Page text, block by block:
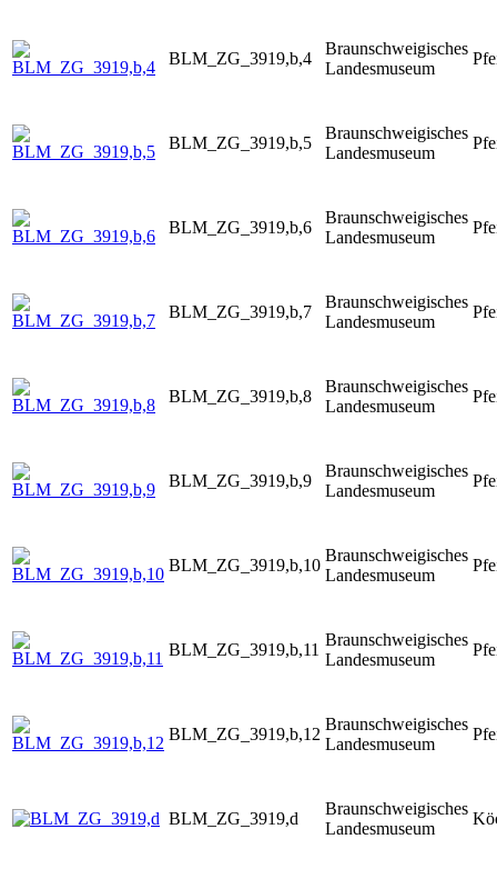
BLM_ZG_3919,b,4
Braunschweigisches
Landesmuseum
BLM_ZG_3919,b,5
Braunschweigisches
Landesmuseum
BLM_ZG_3919,b,6
Braunschweigisches
Landesmuseum
BLM_ZG_3919,b,7
Braunschweigisches
Landesmuseum
BLM_ZG_3919,b,8
Braunschweigisches
Landesmuseum
BLM_ZG_3919,b,9
Braunschweigisches
Landesmuseum
BLM_ZG_3919,b,10
Braunschweigisches
Landesmuseum
BLM_ZG_3919,b,11
Braunschweigisches
Landesmuseum
BLM_ZG_3919,b,12
Braunschweigisches
Landesmuseum
BLM_ZG_3919,d
Braunschweigisches
Landesmuseum